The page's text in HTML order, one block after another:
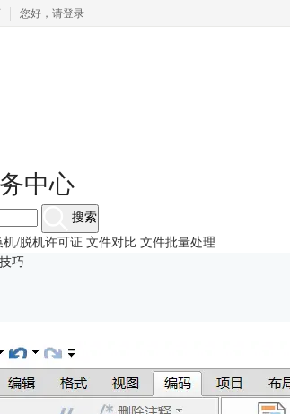
您好， 请登录
中心
搜索
/脱机许可证 文件对比 文件批量处理
巧